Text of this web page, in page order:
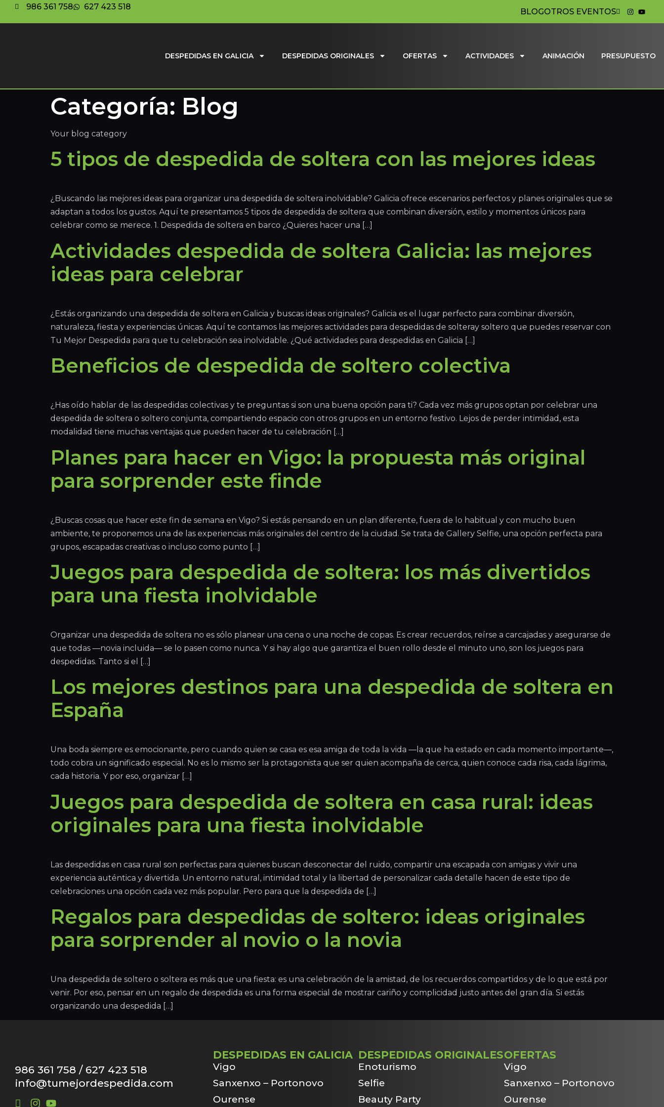
986 361 758 627 423 518
BLOGOTROS EVENTOS
DESPEDIDAS EN GALICIA DESPEDIDAS ORIGINALES OFERTAS ACTIVIDADES ANIMACIÓN PRESUPUESTO
Categoría: Blog
Your blog category
5 tipos de despedida de soltera con las mejores ideas
¿Buscando las mejores ideas para organizar una despedida de soltera inolvidable? Galicia ofrece escenarios perfectos y planes originales que se
adaptan a todos los gustos. Aquí te presentamos 5 tipos de despedida de soltera que combinan diversión, estilo y momentos únicos para
celebrar como se merece. 1. Despedida de soltera en barco ¿Quieres hacer una […]
Actividades despedida de soltera Galicia: las mejores
ideas para celebrar
¿Estás organizando una despedida de soltera en Galicia y buscas ideas originales? Galicia es el lugar perfecto para combinar diversión,
naturaleza, fiesta y experiencias únicas. Aquí te contamos las mejores actividades para despedidas de solteray soltero que puedes reservar con
Tu Mejor Despedida para que tu celebración sea inolvidable. ¿Qué actividades para despedidas en Galicia […]
Beneficios de despedida de soltero colectiva
¿Has oído hablar de las despedidas colectivas y te preguntas si son una buena opción para ti? Cada vez más grupos optan por celebrar una
despedida de soltera o soltero conjunta, compartiendo espacio con otros grupos en un entorno festivo. Lejos de perder intimidad, esta
modalidad tiene muchas ventajas que pueden hacer de tu celebración […]
Planes para hacer en Vigo: la propuesta más original
para sorprender este finde
¿Buscas cosas que hacer este fin de semana en Vigo? Si estás pensando en un plan diferente, fuera de lo habitual y con mucho buen
ambiente, te proponemos una de las experiencias más originales del centro de la ciudad. Se trata de Gallery Selfie, una opción perfecta para
grupos, escapadas creativas o incluso como punto […]
Juegos para despedida de soltera: los más divertidos
para una fiesta inolvidable
Organizar una despedida de soltera no es sólo planear una cena o una noche de copas. Es crear recuerdos, reírse a carcajadas y asegurarse de
que todas —novia incluida— se lo pasen como nunca. Y si hay algo que garantiza el buen rollo desde el minuto uno, son los juegos para
despedidas. Tanto si el […]
Los mejores destinos para una despedida de soltera en
España
Una boda siempre es emocionante, pero cuando quien se casa es esa amiga de toda la vida —la que ha estado en cada momento importante—,
todo cobra un significado especial. No es lo mismo ser la protagonista que ser quien acompaña de cerca, quien conoce cada risa, cada lágrima,
cada historia. Y por eso, organizar […]
Juegos para despedida de soltera en casa rural: ideas
originales para una fiesta inolvidable
Las despedidas en casa rural son perfectas para quienes buscan desconectar del ruido, compartir una escapada con amigas y vivir una
experiencia auténtica y divertida. Un entorno natural, intimidad total y la libertad de personalizar cada detalle hacen de este tipo de
celebraciones una opción cada vez más popular. Pero para que la despedida de […]
Regalos para despedidas de soltero: ideas originales
para sorprender al novio o la novia
Una despedida de soltero o soltera es más que una fiesta: es una celebración de la amistad, de los recuerdos compartidos y de lo que está por
venir. Por eso, pensar en un regalo de despedida es una forma especial de mostrar cariño y complicidad justo antes del gran día. Si estás
organizando una despedida […]
986 361 758 / 627 423 518
info@tumejordespedida.com
DESPEDIDAS EN GALICIA
Vigo
Sanxenxo – Portonovo
Ourense
DESPEDIDAS ORIGINALES
Enoturismo
Selfie
Beauty Party
OFERTAS
Vigo
Sanxenxo – Portonovo
Ourense